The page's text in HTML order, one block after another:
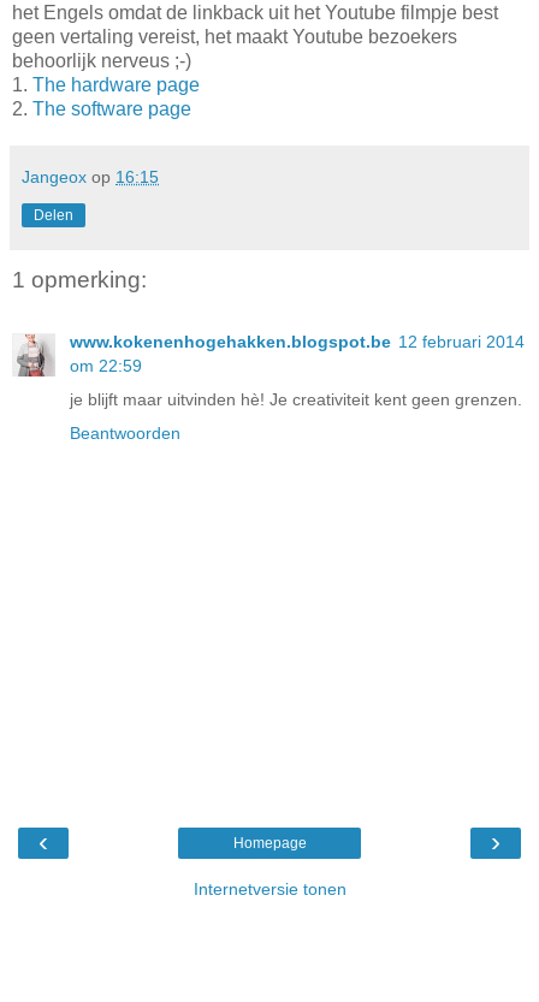
het Engels omdat de linkback uit het Youtube filmpje best
geen vertaling vereist, het maakt Youtube bezoekers
behoorlijk nerveus ;-)
1. The hardware page
2. The software page
Jangeox op 16:15
Delen
1 opmerking:
www.kokenenhogehakken.blogspot.be 12 februari 2014
om 22:59
je blijft maar uitvinden hè! Je creativiteit kent geen grenzen.
Beantwoorden
‹ ›
Homepage
Internetversie tonen